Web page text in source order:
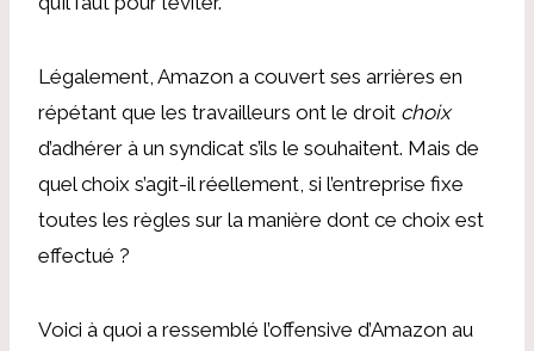
Légalement, Amazon a couvert ses arrières en
répétant que les travailleurs ont le droit choix
d’adhérer à un syndicat s’ils le souhaitent. Mais de
quel choix s’agit-il réellement, si l’entreprise fixe
toutes les règles sur la manière dont ce choix est
effectué ?
Voici à quoi a ressemblé l’offensive d’Amazon au